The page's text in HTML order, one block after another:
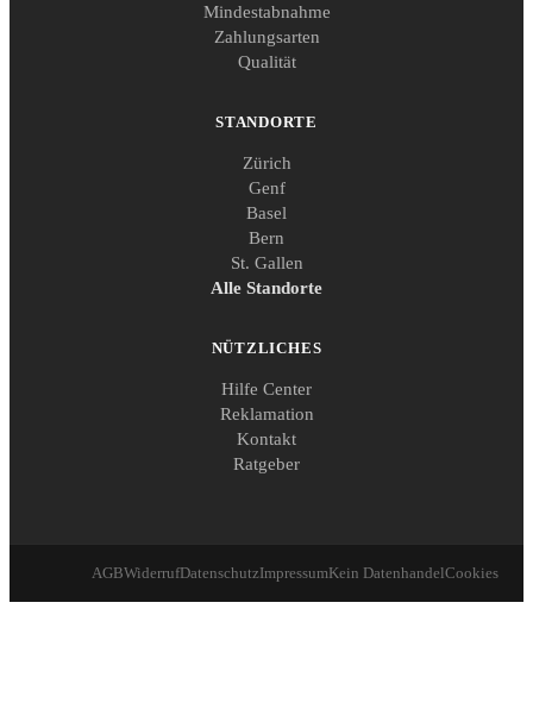
Mindestabnahme
Zahlungsarten
Qualität
STANDORTE
Zürich
Genf
Basel
Bern
St. Gallen
Alle Standorte
NÜTZLICHES
Hilfe Center
Reklamation
Kontakt
Ratgeber
AGBWiderrufDatenschutzImpressumKein DatenhandelCookies